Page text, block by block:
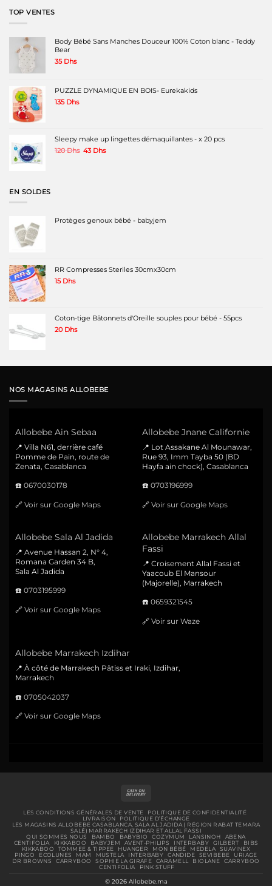
TOP VENTES
Body Bébé Sans Manches Douceur 100% Coton blanc - Teddy
Bear
35 Dhs
PUZZLE DYNAMIQUE EN BOIS- Eurekakids
135 Dhs
Sleepy make up lingettes démaquillantes - x 20 pcs
120Dhs Le
43 DhsLe
EN SOLDES
Protèges genoux bébé - babyjem
RR Compresses Steriles 30cmx30cm
15 Dhs
Coton-tige Bâtonnets d'Oreille souples pour bébé - 55pcs
20 Dhs
NOS MAGASINS ALLOBEBE
Allobebe Ain Sebaa
📍 Villa N61, derrière café
Pomme de Pain, route de
Zenata, Casablanca
☎️ 0670030178
🔗 Voir sur Google Maps
Allobebe Jnane Californie
📍 Lot Assakane Al Mounawar,
Rue 93, Imm Tayba 50 (BD
Hayfa ain chock), Casablanca
☎️ 0703196999
🔗 Voir sur Google Maps
Allobebe Sala Al Jadida
📍 Avenue Hassan 2, N° 4,
Romana Garden 34 B,
Sala Al Jadida
☎️ 0703195999
🔗 Voir sur Google Maps
Allobebe Marrakech Allal
Fassi
📍 Croisement Allal Fassi et
Yaacoub El Mansour
(Majorelle), Marrakech
☎️ 0659321545
🔗 Voir sur Waze
Allobebe Marrakech Izdihar
📍 À côté de Marrakech Pâtiss et Iraki, Izdihar,
Marrakech
☎️ 0705042037
🔗 Voir sur Google Maps
Delivery
LES CONDITIONS GÉNÉRALES DE VENTE
POLITIQUE DE CONFIDENTIALITÉ
LIVRAISON
POLITIQUE D’ÉCHANGE
LES MAGASINS ALLOBEBE CASABLANCA, SALA AL JADIDA ( RÉGION RABAT TEMARA
SALÉ) MARRAKECH IZDIHAR ET ALLAL FASSI
QUI SOMMES NOUS
BAMBO BABYBIO COZYMUM LANSINOH
ABENA
CENTIFOLIA
KIKKABOO BABYJEM AVENT-PHILIPS INTERBABY GILBERT
BIBS
KIKKABOO
TOMMEE & TIPPEE HUANGER MON BÉBÉ MEDELA
SUAVINEX
PINGO
ECOLUNES MAM MUSTELA INTERBABY CANDIDE SEVIBEBE
URIAGE
DR BROWNS
CARRYBOO SOPHIE LA GIRAFE CARAMELL BIOLANE
CARRYBOO
CENTIFOLIA
PINK STUFF
© 2026 Allobebe.ma